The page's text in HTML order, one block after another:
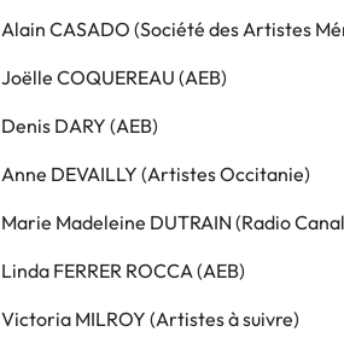
Alain CASADO (Société des Artistes
Joëlle COQUEREAU (AEB)
Denis DARY (AEB)
Anne DEVAILLY (Artistes Occitanie)
Marie Madeleine DUTRAIN (Radio
Linda FERRER ROCCA (AEB)
Victoria MILROY (Artistes à suivre)